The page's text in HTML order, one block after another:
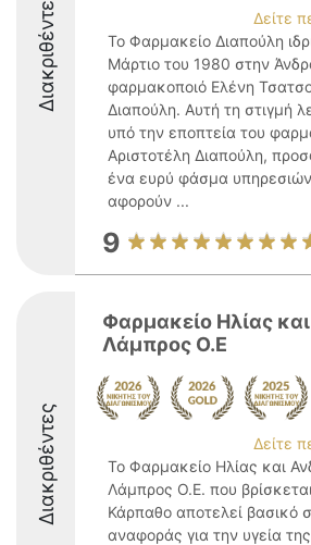
Διακριθέντες
Δείτε
Το Φαρμακείο Διαπούλη
Μάρτιο του 1980 στην
φαρμακοποιό Ελένη
Διαπούλη. Αυτή τη στιγμή
υπό την εποπτεία του
Αριστοτέλη Διαπούλη,
ένα ευρύ φάσμα
αφορούν ...
9
Διακριθέντες
Φαρμακείο Ηλίας
Λάμπρος Ο.Ε
Δείτε
Το Φαρμακείο Ηλίας και
Λάμπρος Ο.Ε. που
Κάρπαθο αποτελεί βασικό
αναφοράς για την υγεία